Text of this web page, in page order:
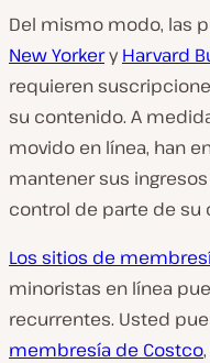
Del mismo modo, las
New YorkeryHarvard
requieren
su contenido. A
movido en línea, han
mantener sus
control de parte de su
Los sitios de
minoristas en línea
recurrentes. Usted
membresía de Costco